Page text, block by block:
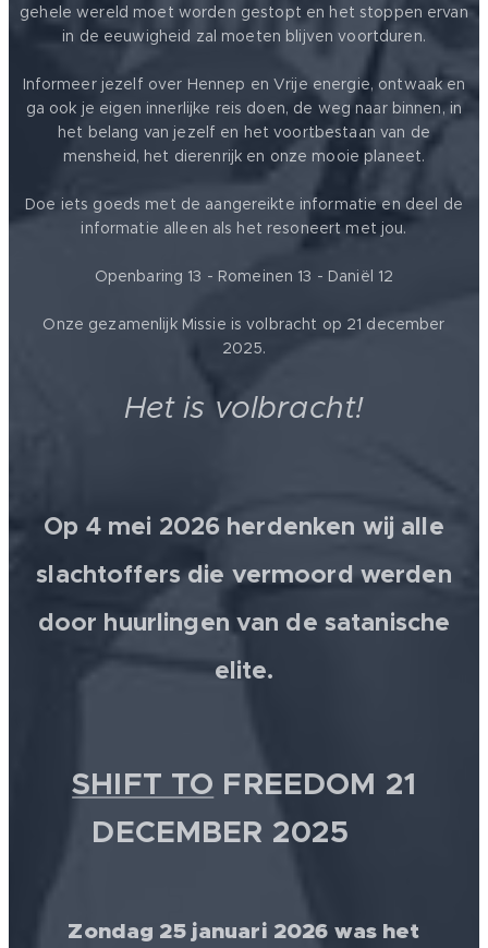
gehele wereld moet worden gestopt en het stoppen ervan
in de eeuwigheid zal moeten blijven voortduren.
Informeer jezelf over Hennep en Vrije energie, ontwaak en
ga ook je eigen innerlijke reis doen, de weg naar binnen, in
het belang van jezelf en het voortbestaan van de
mensheid, het dierenrijk en onze mooie planeet.
Doe iets goeds met de aangereikte informatie en deel de
informatie alleen als het resoneert met jou.
Openbaring 13 - Romeinen 13 - Daniël 12
Onze gezamenlijk Missie is volbracht op 21 december
2025.
Het is volbracht!
Op 4 mei 2026 herdenken wij alle
slachtoffers die vermoord werden
door huurlingen van de satanische
elite.
SHIFT TO FREEDOM 21
DECEMBER 2025 💫
Zondag 25 januari 2026 was het